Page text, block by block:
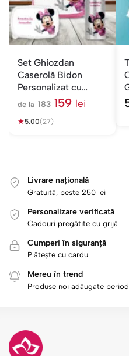
Set Ghiozdan
Caserolă Bidon
Personalizat cu
Nume și Personaj —
de la 183
e
159 lei
★5.00(27)
Livrare națională
Gratuită, peste 250 lei
Personalizare verificată
Cadouri pregătite cu grijă
Cumperi în siguranță
Plătește cu cardul
Mereu în trend
Produse noi adăugate